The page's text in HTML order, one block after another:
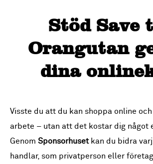
Stöd Save
Orangutan
dina
Visste du att du kan shoppa online
arbete – utan att det kostar dig något
Genom Sponsorhusetkan du bidra
handlar, som privatperson eller företag.